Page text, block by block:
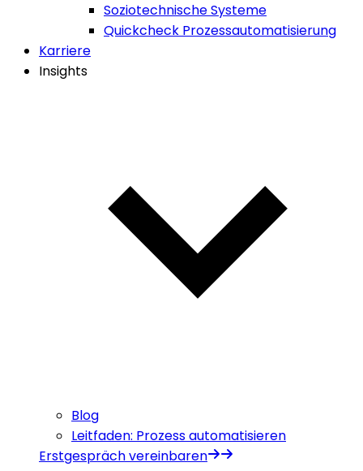
Soziotechnische Systeme
Quickcheck Prozessautomatisierung
Karriere
Insights
Blog
Leitfaden: Prozess automatisieren
Erstgespräch vereinbaren